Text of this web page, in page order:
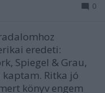
0
eredeti:
Spiegel & Grau,
Ritka jó
könyv engem